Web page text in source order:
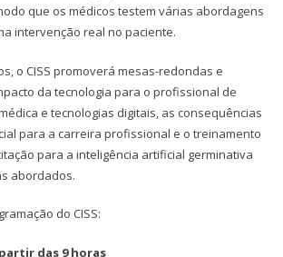
que os médicos testem várias abordagens
intervenção real no paciente.
o CISS promoverá mesas-redondas e
da tecnologia para o profissional de
e tecnologias digitais, as consequências
para a carreira profissional e o treinamento
para a inteligência artificial germinativa
abordados.
do CISS:
das 9 horas